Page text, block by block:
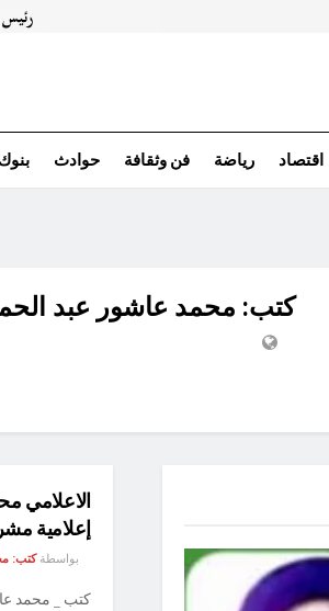
اقتصاد رياضة فن وثقافة حوادث
كتب: محمد عاشور عبد
الاعلامي
إعلامية
بواسطة كتب:
كتب _ محمد